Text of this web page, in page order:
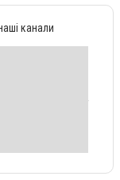
канали